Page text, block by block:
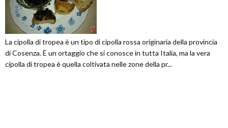
La cipolla di tropea è un tipo di cipolla rossa originaria della provincia
di Cosenza. È un ortaggio che si conosce in tutta Italia, ma la vera
cipolla di tropea è quella coltivata nelle zone della pr...